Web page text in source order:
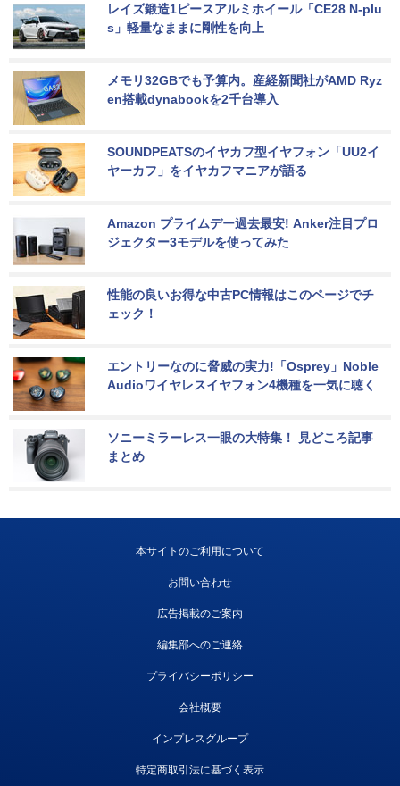
レイズ鍛造1ピースアルミホイール「CE28 N-plu
s」軽量なままに剛性を向上
メモリ32GBでも予算内。産経新聞社がAMD Ryz
en搭載dynabookを2千台導入
SOUNDPEATSのイヤカフ型イヤフォン「UU2イ
ヤーカフ」をイヤカフマニアが語る
Amazon プライムデー過去最安! Anker注目プロ
ジェクター3モデルを使ってみた
性能の良いお得な中古PC情報はこのページでチ
ェック！
エントリーなのに脅威の実力!「Osprey」Noble
Audioワイヤレスイヤフォン4機種を一気に聴く
ソニーミラーレス一眼の大特集！ 見どころ記事
まとめ
本サイトのご利用について
お問い合わせ
広告掲載のご案内
編集部へのご連絡
プライバシーポリシー
会社概要
インプレスグループ
特定商取引法に基づく表示